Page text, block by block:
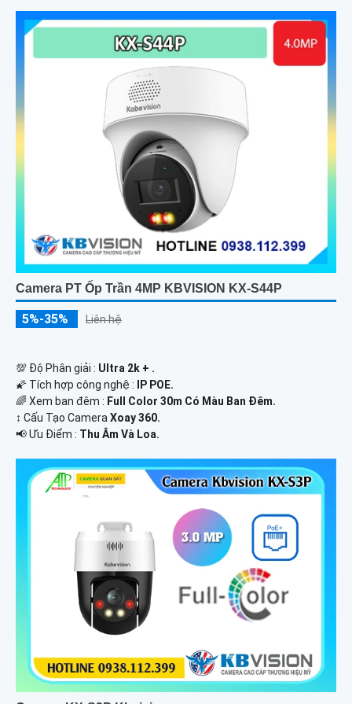
Camera PT Ốp Trần 4MP KBVISION KX-S44P
5%-35% Liên hệ
💯 Độ Phân giải : Ultra 2k + .
🌠 Tích hợp công nghệ :
IP POE.
🌈 Xem ban đêm : Full Color 30m Có Màu Ban Ðêm.
↕️ Cấu Tạo CameraXoay 360.
️📢 Ưu Điểm : Thu Âm Và Loa.